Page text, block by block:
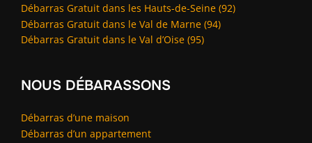
Débarras Gratuit dans les Hauts-de-Seine (92)
Débarras Gratuit dans le Val de Marne (94)
Débarras Gratuit dans le Val d’Oise (95)
NOUS DÉBARASSONS
Débarras d’une maison
Débarras d’un appartement